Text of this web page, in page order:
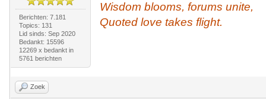
Berichten: 7.181
Topics: 131
Lid sinds: Sep 2020
Bedankt: 15596
12269 x bedankt in
5761 berichten
Wisdom blooms, forums unite,
Quoted love takes flight.
Zoek